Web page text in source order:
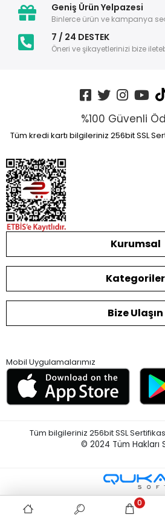
Geniş Ürün Yelpazesi
Binlerce ürün ve kampanya
7 / 24 DESTEK
Öneri ve şikayetlerinizi bize
%100 Güvenli
Tüm kredi kartı bilgileriniz 256bit SSL
Kurumsal
Kategoriler
Bize Ulaşın
Mobil Uygulamalarımız
Tüm bilgileriniz 256bit SSL
© 2024 Tüm Hakları
0